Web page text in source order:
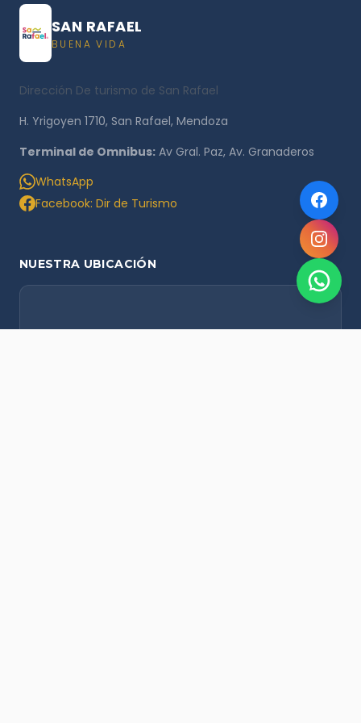
SAN RAFAEL
BUENA VIDA
Dirección De turismo de San Rafael
H. Yrigoyen 1710, San Rafael, Mendoza
Terminal de Omnibus: Av Gral. Paz, Av. Granaderos
WhatsApp
Facebook: Dir de Turismo
NUESTRA UBICACIÓN